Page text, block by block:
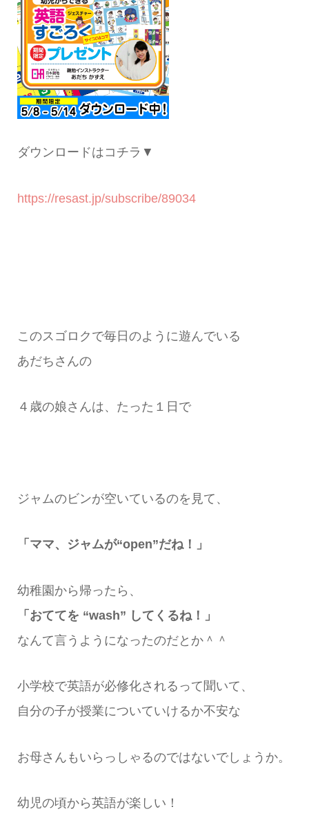
ダウンロードはコチラ▼
https://resast.jp/subscribe/89034
このスゴロクで毎日のように遊んでいる
あだちさんの
４歳の娘さんは、たった１日で
ジャムのビンが空いているのを見て、
「ママ、ジャムが“open”だね！」
幼稚園から帰ったら、
「おててを “wash” してくるね！」
なんて言うようになったのだとか＾＾
小学校で英語が必修化されるって聞いて、
自分の子が授業についていけるか不安な
お母さんもいらっしゃるのではないでしょうか。
幼児の頃から英語が楽しい！